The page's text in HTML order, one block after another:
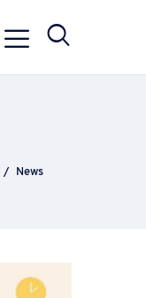
News